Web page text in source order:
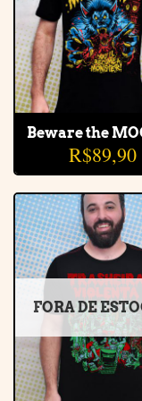
Beware the
R$89,90
à
FORA DE